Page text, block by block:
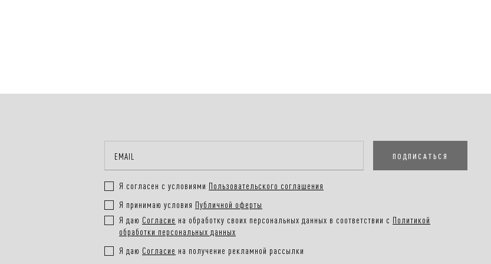
Подробнее в разделеПокупателям.
ПОДПИСАТЬСЯ
Я согласен с условиями Пользовательского соглашения
Я принимаю условия Публичной оферты
Я даю Согласие на обработку своих персональных данных в соответствии с Политикой
обработки персональных данных
Я даю Согласие на получение рекламной рассылки